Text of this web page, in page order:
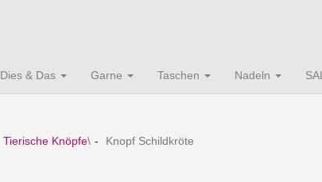
Dies & Das Garne Taschen Nadeln
Tierische Knöpfe\ Knopf Schildkröte